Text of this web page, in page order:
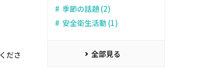
ださ
季節の話題 (2)
安全衛生活動 (1)
全部見る